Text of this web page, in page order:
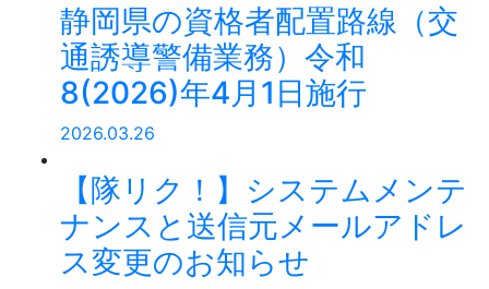
静岡県の資格者配置路線（交
通誘導警備業務）令和
8(2026)年4月1日施行
2026.03.26
【隊リク！】システムメンテ
ナンスと送信元メールアドレ
ス変更のお知らせ